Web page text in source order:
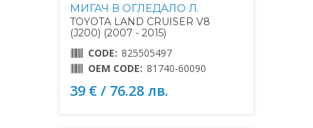
МИГАЧ В ОГЛЕДАЛО Л.
TOYOTA LAND CRUISER V8
(J200) (2007 - 2015)
CODE: 825505497
OEM CODE: 81740-60090
39 € / 76.28 лв.